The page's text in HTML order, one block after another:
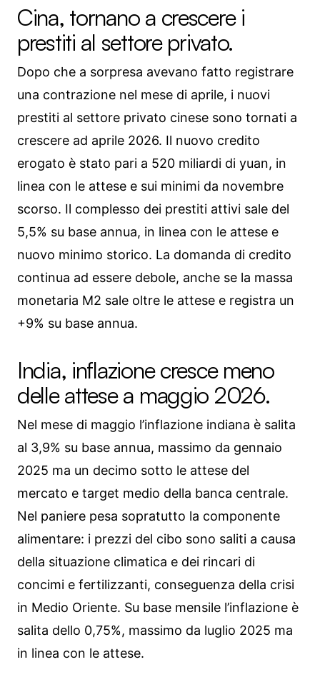
Cina, tornano a crescere i
prestiti al settore privato.
Dopo che a sorpresa avevano fatto registrare
una contrazione nel mese di aprile, i nuovi
prestiti al settore privato cinese sono tornati a
crescere ad aprile 2026. Il nuovo credito
erogato è stato pari a 520 miliardi di yuan, in
linea con le attese e sui minimi da novembre
scorso. Il complesso dei prestiti attivi sale del
5,5% su base annua, in linea con le attese e
nuovo minimo storico. La domanda di credito
continua ad essere debole, anche se la massa
monetaria M2 sale oltre le attese e registra un
+9% su base annua.
India, inflazione cresce meno
delle attese a maggio 2026.
Nel mese di maggio l’inflazione indiana è salita
al 3,9% su base annua, massimo da gennaio
2025 ma un decimo sotto le attese del
mercato e target medio della banca centrale.
Nel paniere pesa sopratutto la componente
alimentare: i prezzi del cibo sono saliti a causa
della situazione climatica e dei rincari di
concimi e fertilizzanti, conseguenza della crisi
in Medio Oriente. Su base mensile l’inflazione è
salita dello 0,75%, massimo da luglio 2025 ma
in linea con le attese.